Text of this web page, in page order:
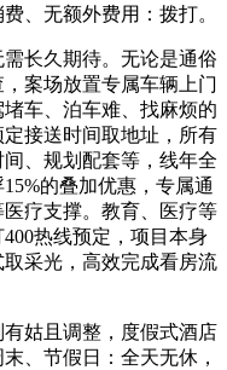
、无额外费用：拨打。
长久期待。无论是通俗
案场放置专属车辆上门
车、泊车难、找麻烦的
接送时间取地址，所有
、规划配套等，线年全
的叠加优惠，专属通
疗支撑。教育、医疗等
热线预定，项目本身
采光，高效完成看房流
姑且调整，度假式酒店
、节假日：全天无休，